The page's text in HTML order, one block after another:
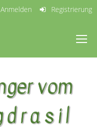
Anmelden Registrierung